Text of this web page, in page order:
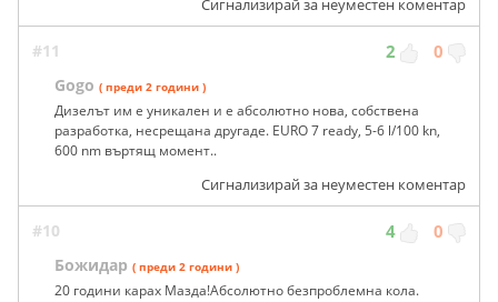
Сигнализирай за неуместен коментар
#11 2 0
Gogo ( преди 2 години )
Дизелът им е уникален и е абсолютно нова, собствена
разработка, несрещана другаде. EURO 7 ready, 5-6 l/100 kn,
600 nm въртящ момент..
Сигнализирай за неуместен коментар
#10 4 0
Божидар ( преди 2 години )
20 години карах Мазда!Абсолютно безпроблемна кола.